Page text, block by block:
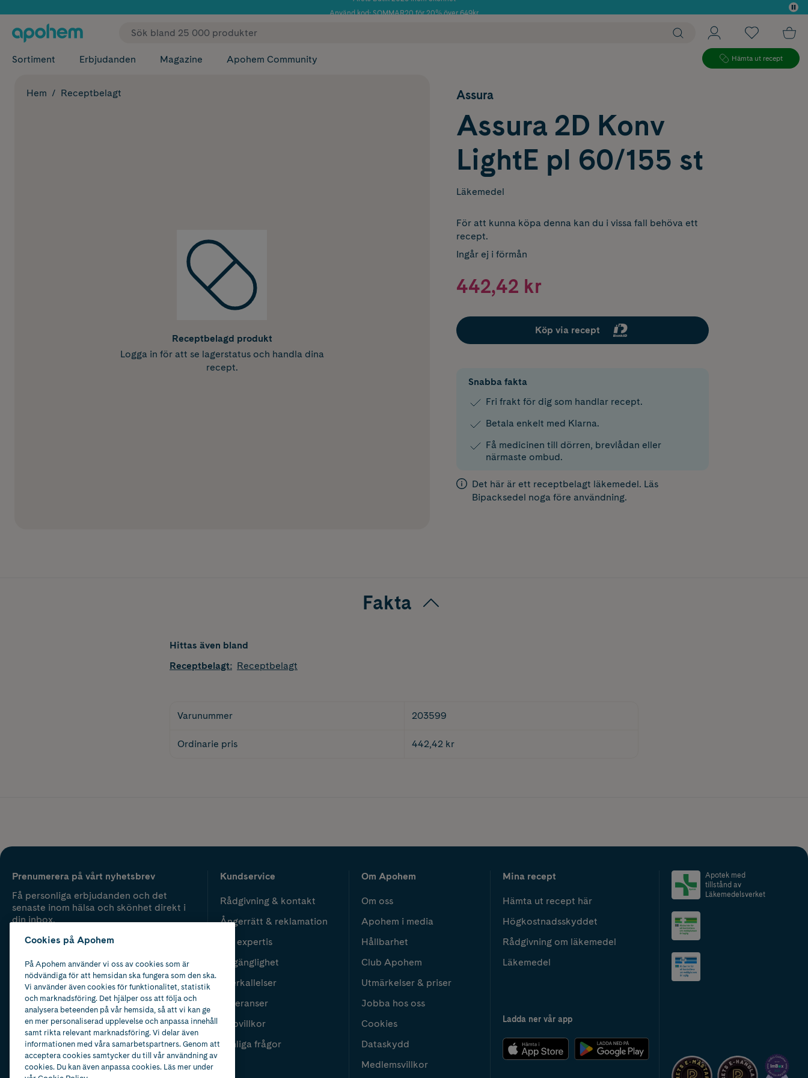
Årets Butik 2025 inom Skönhet
✓ Fri frakt
Sortiment Erbjudanden Magazine Apohem Community Hämta ut recept
Hem Receptbelagt
Receptbelagd produkt
Logga in för att se lagerstatus och handla dina
recept.
Assura
Assura 2D Konv
LightE pl 60/155 st
Läkemedel
För att kunna köpa denna kan du i vissa fall behöva ett
recept.
Ingår ej i förmån
442,42 kr
Köp via recept
Snabba fakta
Fri frakt för dig som handlar recept.
Betala enkelt med Klarna.
Få medicinen till dörren, brevlådan eller
närmaste ombud.
Det här är ett receptbelagt läkemedel. Läs
Bipacksedel noga före användning.
Fakta
Hittas även bland
Receptbelagt: Receptbelagt
Varunummer 203599
Ordinarie pris 442,42 kr
Prenumerera på vårt nyhetsbrev
Få personliga erbjudanden och det
senaste inom hälsa och skönhet direkt i
din inbox.
Kundservice
Rådgivning & kontakt
Ångerrätt & reklamation
Vår expertis
Tillgänglighet
Återkallelser
Leveranser
Köpvillkor
Vanliga frågor
Om Apohem
Om oss
Apohem i media
Hållbarhet
Club Apohem
Utmärkelser & priser
Jobba hos oss
Cookies
Dataskydd
Medlemsvillkor
Mina recept
Hämta ut recept här
Högkostnadsskyddet
Rådgivning om läkemedel
Läkemedel
Ladda ner vår app
Apotek med
tillstånd av
Läkemedelsverket
Cookies på Apohem
På Apohem använder vi oss av cookies som är
nödvändiga för att hemsidan ska fungera som den ska.
Vi använder även cookies för funktionalitet, statistik
och marknadsföring. Det hjälper oss att följa och
analysera beteenden på vår hemsida, så att vi kan ge
en mer personaliserad upplevelse och anpassa innehåll
samt rikta relevant marknadsföring. Vi delar även
informationen med våra samarbetspartners. Genom att
acceptera cookies samtycker du till vår användning av
cookies. Du kan även anpassa cookies. Läs mer under